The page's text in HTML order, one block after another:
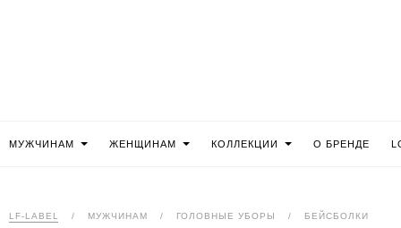
МУЖЧИНАМ ЖЕНЩИНАМ КОЛЛЕКЦИИ О БРЕНДЕ
LF-LABEL / МУЖЧИНАМ / ГОЛОВНЫЕ УБОРЫ / БЕЙСБОЛКИ